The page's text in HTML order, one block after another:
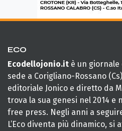
ECO
Ecodellojonio.it è un
sede a Corigliano-Rossano
editoriale Jonico e diretto da
trova la sua genesi nel 2014 e
free press. Negli anni a
L’Eco diventa più dinamico, si